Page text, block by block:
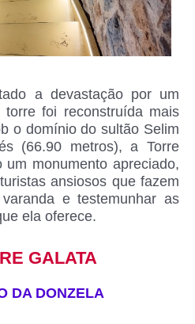
a devastação por um
foi reconstruída mais
o domínio do sultão Selim
(66.90 metros), a Torre
um monumento apreciado,
ansiosos que fazem
e testemunhar as
ela oferece.
GALATA
DA DONZELA